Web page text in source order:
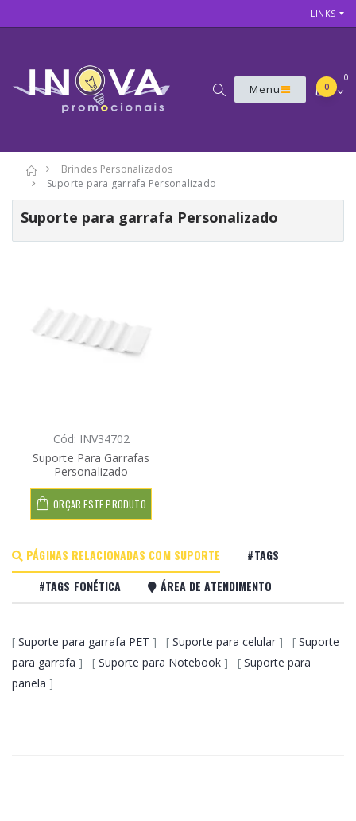
LINKS
Menu
0
0
Brindes Personalizados
Suporte para garrafa Personalizado
Suporte para garrafa Personalizado
Cód: INV34702
Suporte Para Garrafas
Personalizado
ORÇAR ESTE PRODUTO
PÁGINAS RELACIONADAS COM SUPORTE
#TAGS
#TAGS FONÉTICA
ÁREA DE ATENDIMENTO
[ Suporte para garrafa PET ] [ Suporte para celular ] [ Suporte
para garrafa ] [ Suporte para Notebook ] [ Suporte para
panela ]